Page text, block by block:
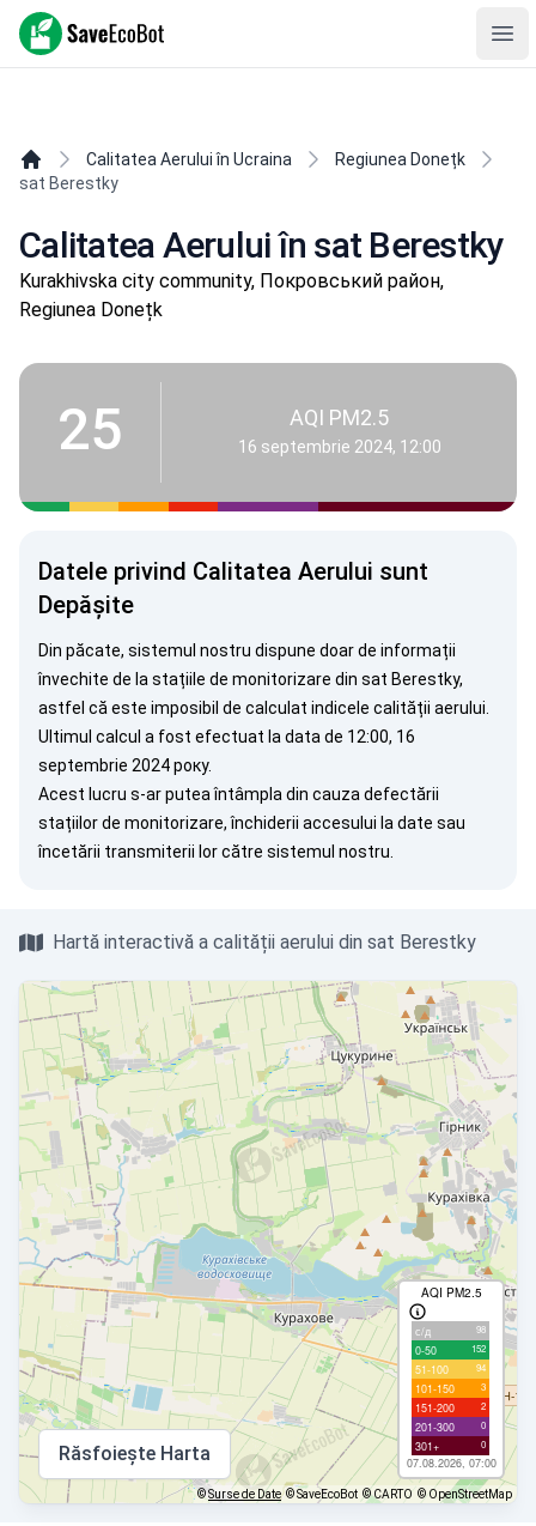
SaveEcoBot
Calitatea Aerului în Ucraina
Regiunea Donețk
sat Berestky
Calitatea Aerului în sat Berestky
Kurakhivska city community, Покровський район,
Regiunea Donețk
25 AQI PM2.5
16 septembrie 2024, 12:00
Datele privind Calitatea Aerului sunt
Depășite
Din păcate, sistemul nostru dispune doar de informații
învechite de la stațiile de monitorizare din sat Berestky,
astfel că este imposibil de calculat indicele calității aerului.
Ultimul calcul a fost efectuat la data de 12:00, 16
septembrie 2024 року.
Acest lucru s-ar putea întâmpla din cauza defectării
stațiilor de monitorizare, închiderii accesului la date sau
încetării transmiterii lor către sistemul nostru.
Hartă interactivă a calității aerului din sat Berestky
AQI PM2.5
с/д 98
0-50 152
51-100 94
101-150 3
151-200 2
201-300 0
301+ 0
07.08.2026, 07:00
Răsfoiește Harta
©Surse de Date © SaveEcoBot © CARTO © OpenStreetMap